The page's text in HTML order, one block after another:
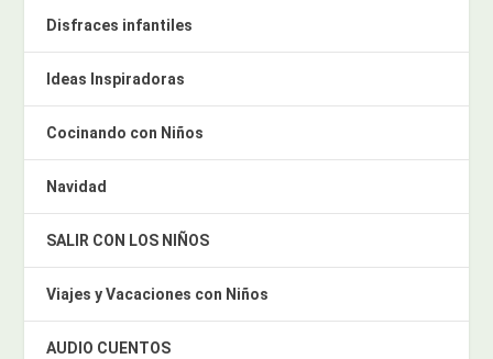
Disfraces infantiles
Ideas Inspiradoras
Cocinando con Niños
Navidad
SALIR CON LOS NIÑOS
Viajes y Vacaciones con Niños
AUDIO CUENTOS